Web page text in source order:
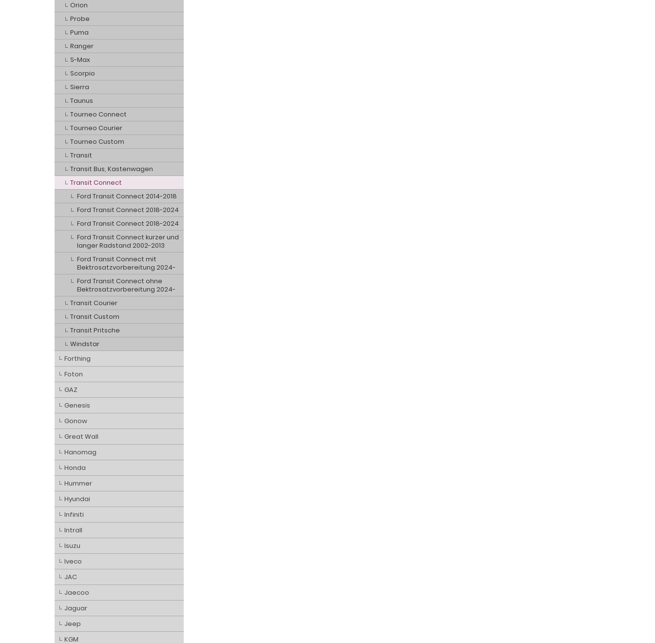
Orion
Probe
Puma
Ranger
S-Max
Scorpio
Sierra
Taunus
Tourneo Connect
Tourneo Courier
Tourneo Custom
Transit
Transit Bus, Kastenwagen
Transit Connect
Ford Transit Connect 2014-2018
Ford Transit Connect 2018-2024
Ford Transit Connect 2018-2024
Ford Transit Connect kurzer und
langer Radstand 2002-2013
Ford Transit Connect mit
Elektrosatzvorbereitung 2024-
Ford Transit Connect ohne
Elektrosatzvorbereitung 2024-
Transit Courier
Transit Custom
Transit Pritsche
Windstar
Forthing
Foton
GAZ
Genesis
Gonow
Great Wall
Hanomag
Honda
Hummer
Hyundai
Infiniti
Intrall
Isuzu
Iveco
JAC
Jaecoo
Jaguar
Jeep
KGM